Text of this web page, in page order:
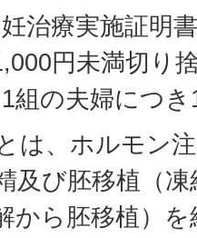
治療実施証明
円未満切り
組の夫婦につ
は、ホルモン
及び胚移植（
から胚移植）